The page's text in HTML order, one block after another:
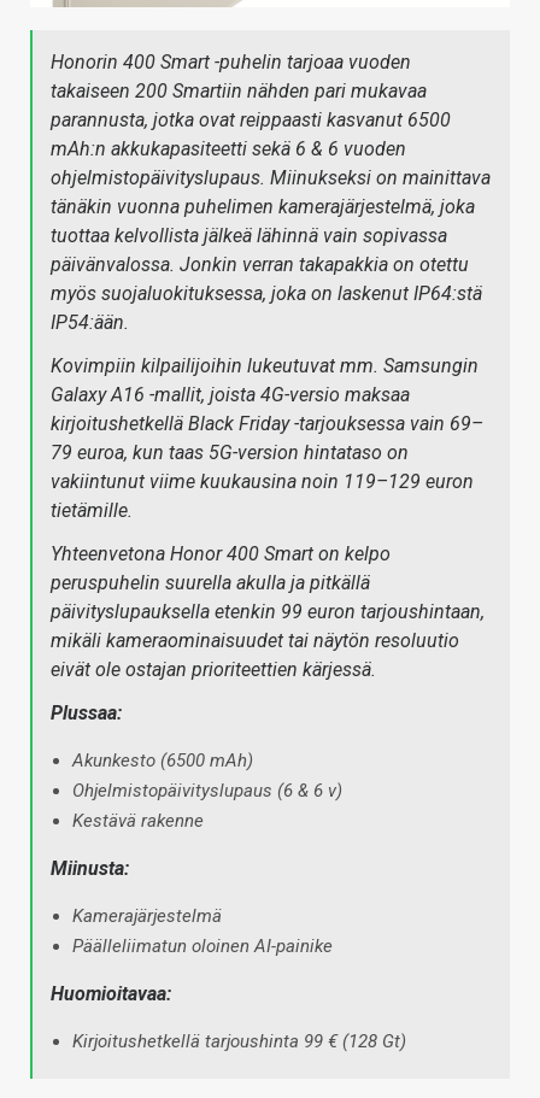
Honorin 400 Smart -puhelin tarjoaa vuoden
takaiseen 200 Smartiin nähden pari mukavaa
parannusta, jotka ovat reippaasti kasvanut 6500
mAh:n akkukapasiteetti sekä 6 & 6 vuoden
ohjelmistopäivityslupaus. Miinukseksi on mainittava
tänäkin vuonna puhelimen kamerajärjestelmä, joka
tuottaa kelvollista jälkeä lähinnä vain sopivassa
päivänvalossa. Jonkin verran takapakkia on otettu
myös suojaluokituksessa, joka on laskenut IP64:stä
IP54:ään.
Kovimpiin kilpailijoihin lukeutuvat mm. Samsungin
Galaxy A16 -mallit, joista 4G-versio maksaa
kirjoitushetkellä Black Friday -tarjouksessa vain 69–
79 euroa, kun taas 5G-version hintataso on
vakiintunut viime kuukausina noin 119–129 euron
tietämille.
Yhteenvetona Honor 400 Smart on kelpo
peruspuhelin suurella akulla ja pitkällä
päivityslupauksella etenkin 99 euron tarjoushintaan,
mikäli kameraominaisuudet tai näytön resoluutio
eivät ole ostajan prioriteettien kärjessä.
Plussaa:
Akunkesto (6500 mAh)
Ohjelmistopäivityslupaus (6 & 6 v)
Kestävä rakenne
Miinusta:
Kamerajärjestelmä
Päälleliimatun oloinen AI-painike
Huomioitavaa:
Kirjoitushetkellä tarjoushinta 99 € (128 Gt)